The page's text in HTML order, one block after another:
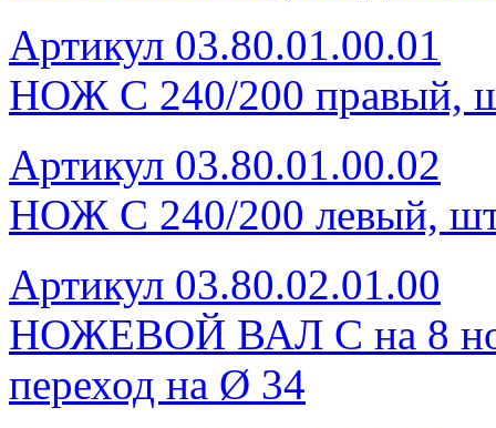
Артикул 03.80.01.00.01
НОЖ С 240/200 правый,
Артикул 03.80.01.00.02
НОЖ С 240/200 левый,
Артикул 03.80.02.01.00
НОЖЕВОЙ ВАЛ С на 8
переход на Ø 34